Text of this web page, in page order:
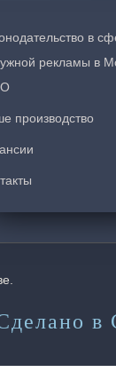
в
рекламы в
производство
в